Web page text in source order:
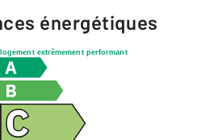
énergétiques
logement extrêmement performant